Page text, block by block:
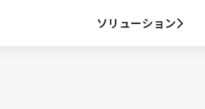
ソリューション